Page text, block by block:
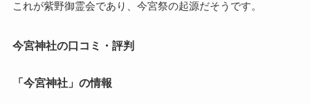
これが紫野御霊会であり、今宮祭の起源だそうです。
今宮神社の口コミ・評判
「今宮神社」の情報